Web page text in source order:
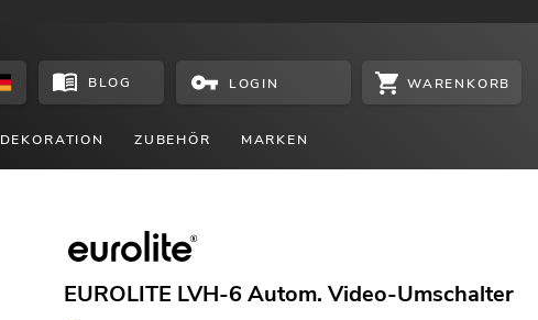
BLOG LOGIN WARENKORB
DEKORATION ZUBEHÖR MARKEN
EUROLITE LVH-6 Autom. Video-Umschalter